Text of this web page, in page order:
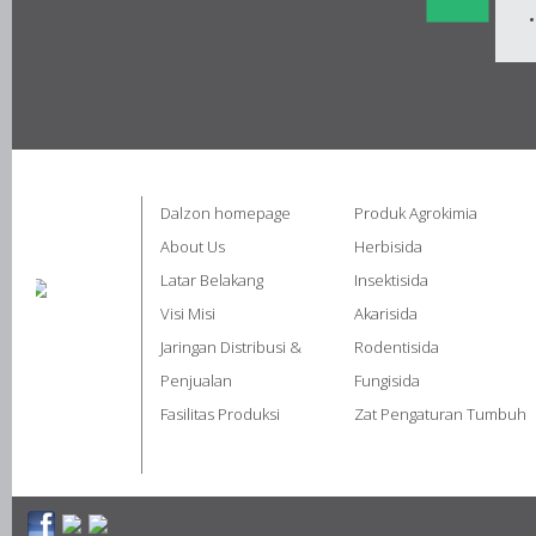
Dalzon homepage
About Us
Latar Belakang
Visi Misi
Jaringan Distribusi &
Penjualan
Fasilitas Produksi
Produk Agrokimia
Herbisida
Insektisida
Akarisida
Rodentisida
Fungisida
Zat Pengaturan Tumbuh